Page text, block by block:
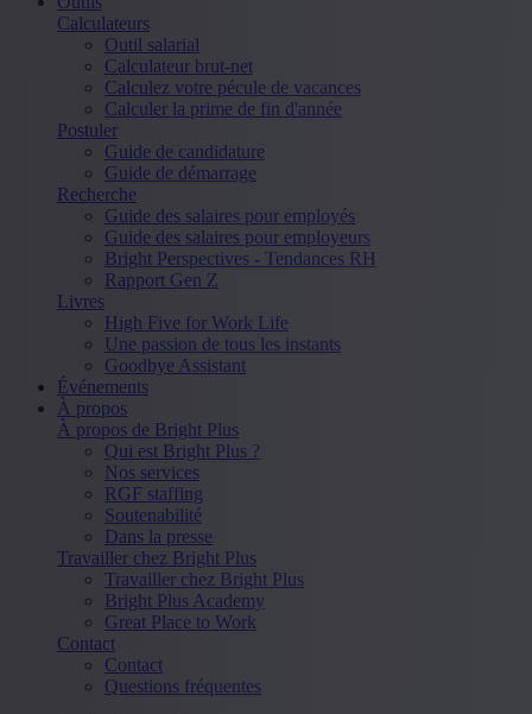
Calculateurs
Outil salarial
Calculateur brut-net
Calculez votre pécule de vacances
Calculer la prime de fin d'année
Postuler
Guide de candidature
Guide de démarrage
Recherche
Guide des salaires pour employés
Guide des salaires pour employeurs
Bright Perspectives - Tendances RH
Rapport Gen Z
Livres
High Five for Work Life
Une passion de tous les instants
Goodbye Assistant
Événements
À propos
À propos de Bright Plus
Qui est Bright Plus ?
Nos services
RGF staffing
Soutenabilité
Dans la presse
Travailler chez Bright Plus
Travailler chez Bright Plus
Bright Plus Academy
Great Place to Work
Contact
Contact
Questions fréquentes